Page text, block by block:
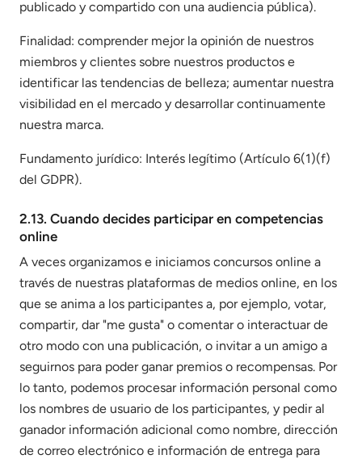
publicado y compartido con una audiencia pública).
Finalidad: comprender mejor la opinión de nuestros
miembros y clientes sobre nuestros productos e
identificar las tendencias de belleza; aumentar nuestra
visibilidad en el mercado y desarrollar continuamente
nuestra marca.
Fundamento jurídico: Interés legítimo (Artículo 6(1)(f)
del GDPR).
2.13. Cuando decides participar en competencias
online
A veces organizamos e iniciamos concursos online a
través de nuestras plataformas de medios online, en los
que se anima a los participantes a, por ejemplo, votar,
compartir, dar "me gusta" o comentar o interactuar de
otro modo con una publicación, o invitar a un amigo a
seguirnos para poder ganar premios o recompensas. Por
lo tanto, podemos procesar información personal como
los nombres de usuario de los participantes, y pedir al
ganador información adicional como nombre, dirección
de correo electrónico e información de entrega para